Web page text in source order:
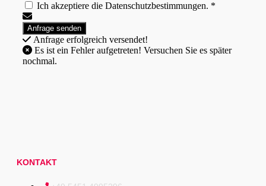
Ich akzeptiere die Datenschutzbestimmungen. *
Anfrage erfolgreich versendet!
nochmal.
KONTAKT